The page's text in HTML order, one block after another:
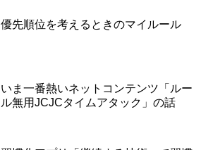
優先順位を考えるときのマイルール
いま一番熱いネットコンテンツ「ルー
ル無用JCJCタイムアタック」の話